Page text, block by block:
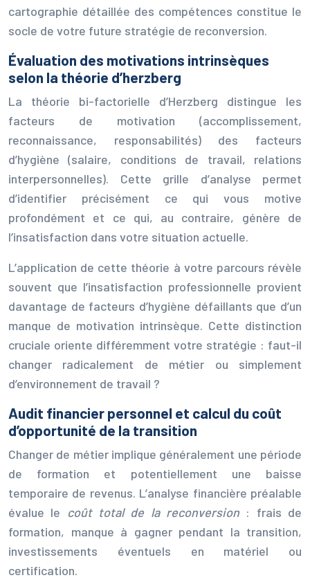
cartographie détaillée des compétences constitue le
socle de votre future stratégie de reconversion.
Évaluation des motivations intrinsèques
selon la théorie d’herzberg
La théorie bi-factorielle d’Herzberg distingue les
facteurs de motivation (accomplissement,
reconnaissance, responsabilités) des facteurs
d’hygiène (salaire, conditions de travail, relations
interpersonnelles). Cette grille d’analyse permet
d’identifier précisément ce qui vous motive
profondément et ce qui, au contraire, génère de
l’insatisfaction dans votre situation actuelle.
L’application de cette théorie à votre parcours révèle
souvent que l’insatisfaction professionnelle provient
davantage de facteurs d’hygiène défaillants que d’un
manque de motivation intrinsèque. Cette distinction
cruciale oriente différemment votre stratégie : faut-il
changer radicalement de métier ou simplement
d’environnement de travail ?
Audit financier personnel et calcul du coût
d’opportunité de la transition
Changer de métier implique généralement une période
de formation et potentiellement une baisse
temporaire de revenus. L’analyse financière préalable
évalue le coût total de la reconversion : frais de
formation, manque à gagner pendant la transition,
investissements éventuels en matériel ou
certification.